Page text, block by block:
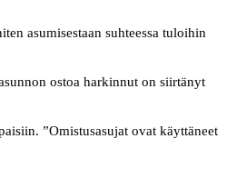
asumisestaan suhteessa tuloihin
ostoa harkinnut on siirtänyt
”Omistusasujat ovat käyttäneet